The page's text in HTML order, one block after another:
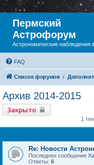
Пермский
Астрофорум
Астрономические наблюдения
FAQ
Список форумов
Архив 2014-2015
Закрыто
1
Re: Новости
Последнее сообщение
Ответы: 6